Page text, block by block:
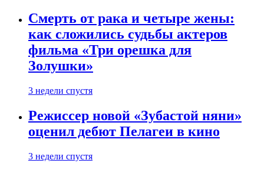
Смерть от рака и четыре жены:
как сложились судьбы актеров
фильма «Три орешка для
Золушки»
3 недели спустя
Режиссер новой «Зубастой няни»
оценил дебют Пелагеи в кино
3 недели спустя